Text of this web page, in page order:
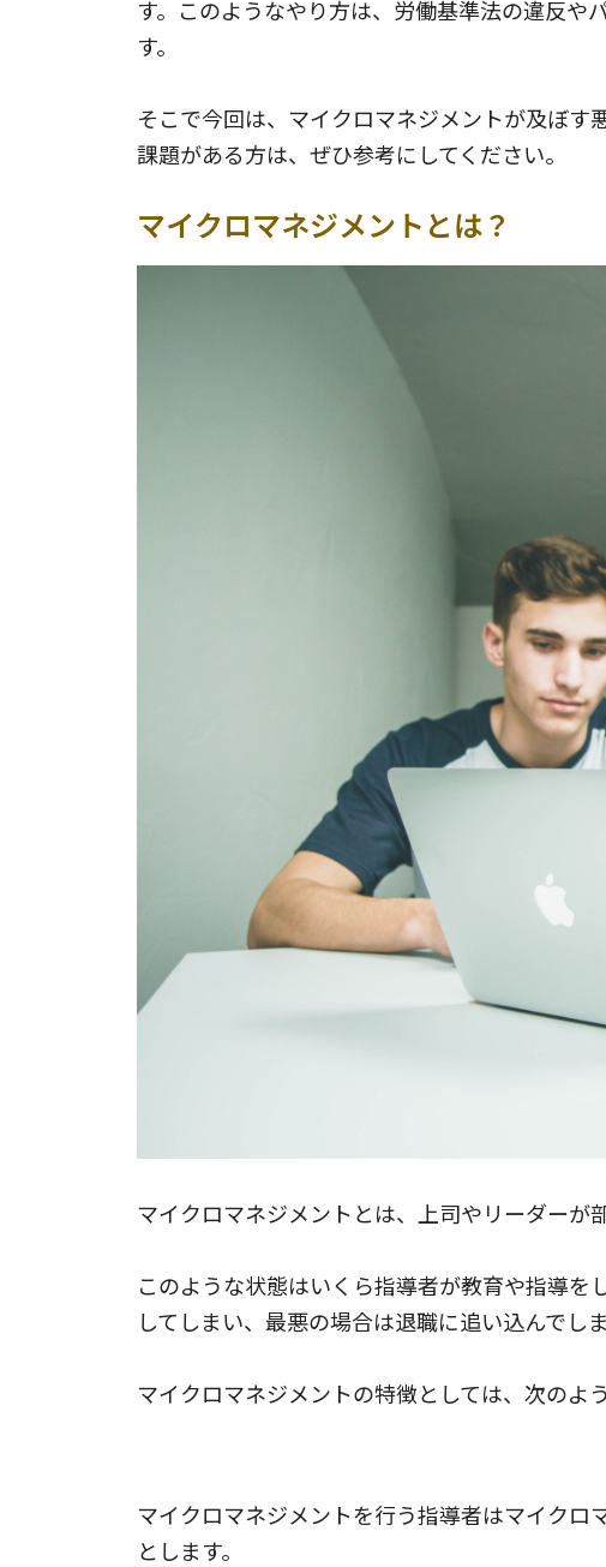
す。このようなやり方は、労働基準法の違反
す。
そこで今回は、マイクロマネジメントが及ぼ
課題がある方は、ぜひ参考にしてください。
マイクロマネジメントとは？
マイクロマネジメントとは、上司やリーダーが
このような状態はいくら指導者が教育や指導を
してしまい、最悪の場合は退職に追い込んでし
マイクロマネジメントの特徴としては、次のよ
マイクロマネジメントを行う指導者はマイクロ
とします。